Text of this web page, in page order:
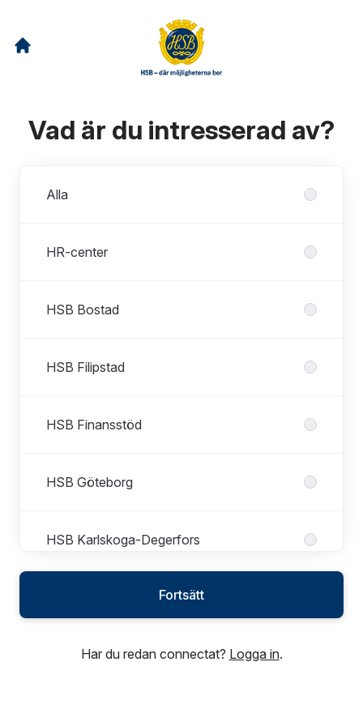
Vad är du intresserad av?
Alla
HR-center
HSB Bostad
HSB Filipstad
HSB Finansstöd
HSB Göteborg
HSB Karlskoga-Degerfors
HSB Kristinehamn
Fortsätt
Har du redan connectat? Logga in.